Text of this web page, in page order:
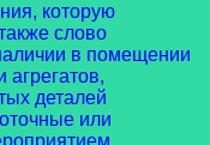
которую
слово
в помещении
деталей
или